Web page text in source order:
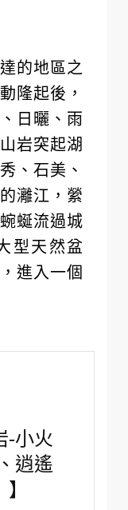
的地區之
隆起後，
日曬、雨
岩突起湖
、石美、
灕江，縈
蜒流過城
型天然盆
進入一個
-小火
逍遙